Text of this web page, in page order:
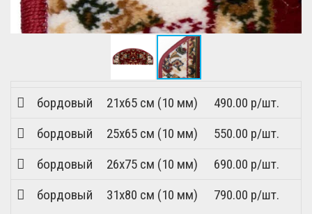
бордовый 21x65 см (10 мм)
490.00 р/шт.
бордовый
25x65 см (10 мм)
550.00 р/шт.
бордовый
26x75 см (10 мм)
690.00 р/шт.
бордовый
31x80 см (10 мм) 790.00 р/шт.